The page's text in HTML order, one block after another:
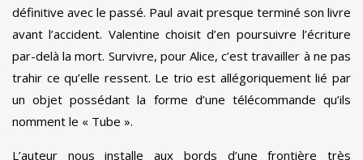
définitive avec le passé. Paul avait presque terminé son livre
avant l’accident. Valentine choisit d’en poursuivre l’écriture
par-delà la mort. Survivre, pour Alice, c’est travailler à ne pas
trahir ce qu’elle ressent. Le trio est allégoriquement lié par
un objet possédant la forme d’une télécommande qu’ils
nomment le « Tube ».
L’auteur nous installe aux bords d’une frontière très